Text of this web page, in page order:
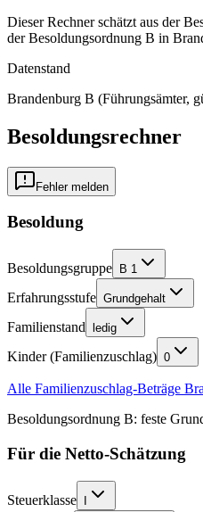
Dieser Rechner schätzt aus der
der Besoldungsordnung B in
Datenstand
Brandenburg B (Führungsämter,
Besoldungsrechner
Fehler melden
Besoldung
Besoldungsgruppe B 1
Erfahrungsstufe Grundgehalt
Familienstand ledig
Kinder (Familienzuschlag) 0
Alle Familienzuschlag-Beträge
Besoldungsordnung B: feste
Für die Netto-Schätzung
Steuerklasse I